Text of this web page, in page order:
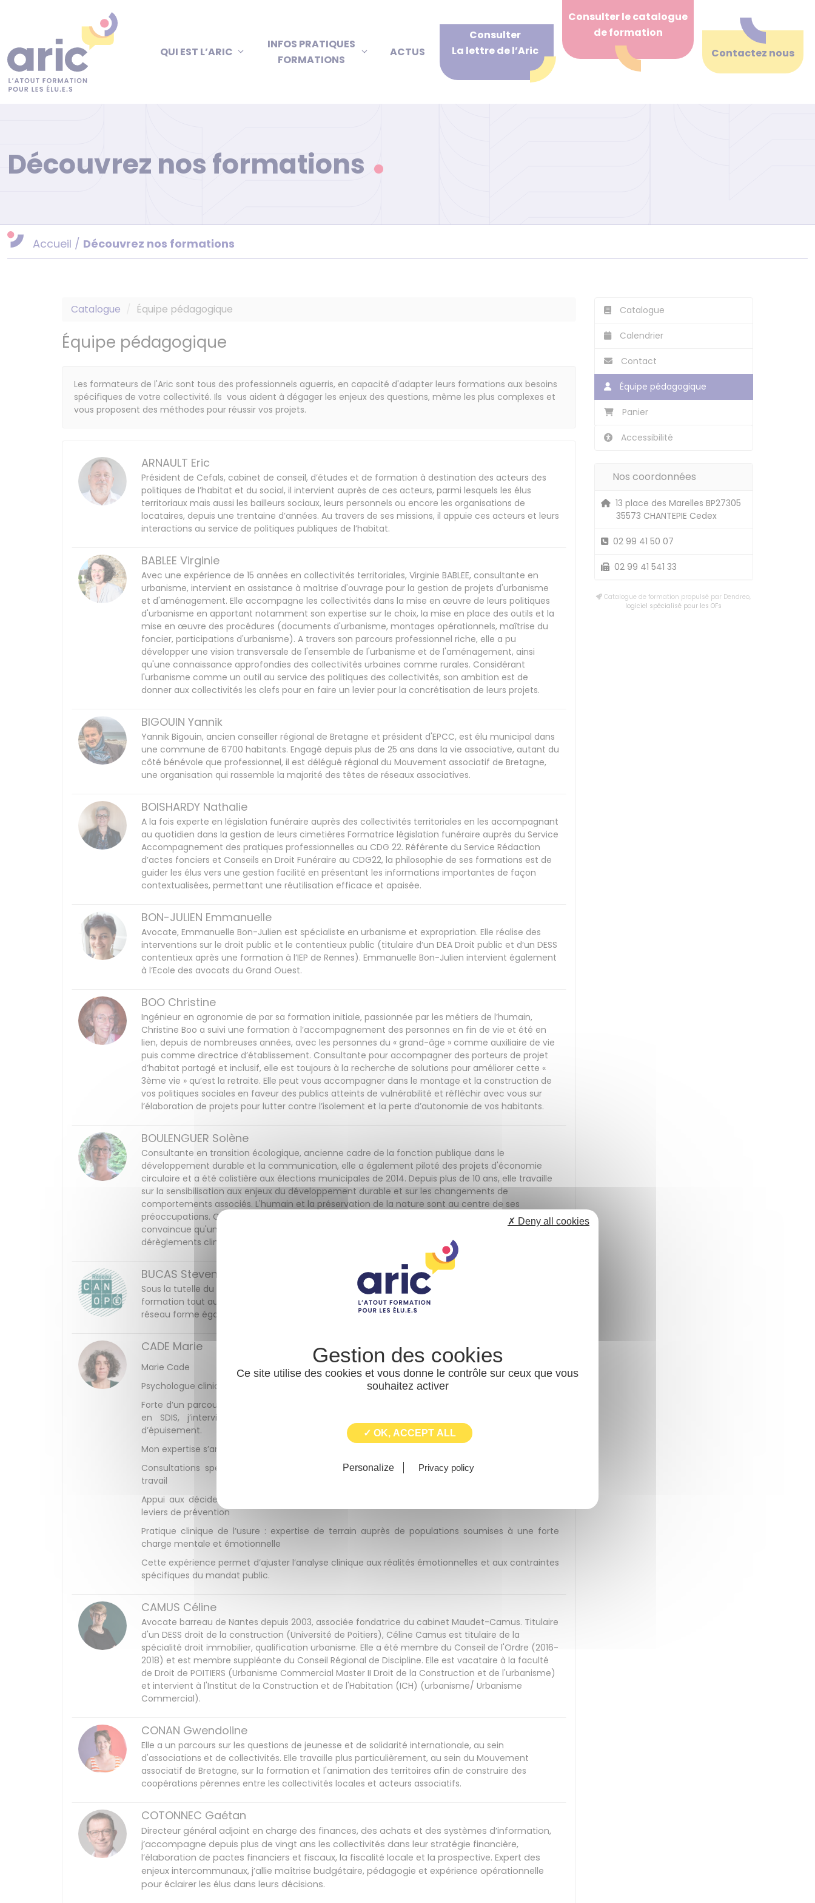
QUI EST L’ARIC
INFOS PRATIQUES
FORMATIONS
ACTUS
Consulter
La lettre de l’Aric
Consulter le catalogue
de formation
Contactez nous
Découvrez nos formations
Accueil / Découvrez nos formations
Catalogue Équipe pédagogique
Équipe pédagogique
Les formateurs de l'Aric sont tous des professionnels aguerris, en capacité d'adapter leurs formations aux besoins
spécifiques de votre collectivité. Ils vous aident à dégager les enjeux des questions, même les plus complexes et
vous proposent des méthodes pour réussir vos projets.
ARNAULT Eric
Président de Cefals, cabinet de conseil, d’études et de formation à destination des acteurs des
politiques de l’habitat et du social, il intervient auprès de ces acteurs, parmi lesquels les élus
territoriaux mais aussi les bailleurs sociaux, leurs personnels ou encore les organisations de
locataires, depuis une trentaine d’années. Au travers de ses missions, il appuie ces acteurs et leurs
interactions au service de politiques publiques de l’habitat.
BABLEE Virginie
Avec une expérience de 15 années en collectivités territoriales, Virginie BABLEE, consultante en
urbanisme, intervient en assistance à maîtrise d'ouvrage pour la gestion de projets d'urbanisme
et d'aménagement. Elle accompagne les collectivités dans la mise en œuvre de leurs politiques
d'urbanisme en apportant notamment son expertise sur le choix, la mise en place des outils et la
mise en œuvre des procédures (documents d'urbanisme, montages opérationnels, maîtrise du
foncier, participations d'urbanisme). A travers son parcours professionnel riche, elle a pu
développer une vision transversale de l'ensemble de l'urbanisme et de l'aménagement, ainsi
qu'une connaissance approfondies des collectivités urbaines comme rurales. Considérant
l'urbanisme comme un outil au service des politiques des collectivités, son ambition est de
donner aux collectivités les clefs pour en faire un levier pour la concrétisation de leurs projets.
BIGOUIN Yannik
Yannik Bigouin, ancien conseiller régional de Bretagne et président d'EPCC, est élu municipal dans
une commune de 6700 habitants. Engagé depuis plus de 25 ans dans la vie associative, autant du
côté bénévole que professionnel, il est délégué régional du Mouvement associatif de Bretagne,
une organisation qui rassemble la majorité des têtes de réseaux associatives.
BOISHARDY Nathalie
A la fois experte en législation funéraire auprès des collectivités territoriales en les accompagnant
au quotidien dans la gestion de leurs cimetières Formatrice législation funéraire auprès du Service
Accompagnement des pratiques professionnelles au CDG 22. Référente du Service Rédaction
d’actes fonciers et Conseils en Droit Funéraire au CDG22, la philosophie de ses formations est de
guider les élus vers une gestion facilité en présentant les informations importantes de façon
contextualisées, permettant une réutilisation efficace et apaisée.
BON-JULIEN Emmanuelle
Avocate, Emmanuelle Bon-Julien est spécialiste en urbanisme et expropriation. Elle réalise des
interventions sur le droit public et le contentieux public (titulaire d’un DEA Droit public et d’un DESS
contentieux après une formation à l’IEP de Rennes). Emmanuelle Bon-Julien intervient également
à l’Ecole des avocats du Grand Ouest.
BOO Christine
Ingénieur en agronomie de par sa formation initiale, passionnée par les métiers de l’humain,
Christine Boo a suivi une formation à l’accompagnement des personnes en fin de vie et été en
lien, depuis de nombreuses années, avec les personnes du « grand-âge » comme auxiliaire de vie
puis comme directrice d’établissement. Consultante pour accompagner des porteurs de projet
d’habitat partagé et inclusif, elle est toujours à la recherche de solutions pour améliorer cette «
3ème vie » qu’est la retraite. Elle peut vous accompagner dans le montage et la construction de
vos politiques sociales en faveur des publics atteints de vulnérabilité et réfléchir avec vous sur
l’élaboration de projets pour lutter contre l’isolement et la perte d’autonomie de vos habitants.
BOULENGUER Solène
Consultante en transition écologique, ancienne cadre de la fonction publique dans le
développement durable et la communication, elle a également piloté des projets d'économie
circulaire et a été colistière aux élections municipales de 2014. Depuis plus de 10 ans, elle travaille
sur la sensibilisation aux enjeux du développement durable et sur les changements de
comportements associés. L'humain et la préservation de la nature sont au centre de ses
préoccupations. Comme Nicolas Schmit, avec lequel elle co-anime des formations, elle est
convaincue qu'une transition écologique choisie à l'échelle locale est préférable à des
dérèglements climatiques subis. Sa citation favorite : "Agis dans ton lieu, pense avec le monde".
BUCAS Steven
Sous la tutelle du ministère de l'Éducation nationale, Réseau Canopé est l'opérateur de la
formation tout au long de la vie des enseignants et des acteurs de l'éducation. Plus largement, le
réseau forme également des agents et élus locaux sur les questions de l'intelligence artificielle
CADE Marie
Marie Cade
Psychologue clinicienne – Santé au travail et milieux critiques
Forte d’un parcours de 20 ans au sein de la Fonction Publique Territoriale et de 10 ans d’exercice
en SDIS, j’interviens sur la dimension psychique des organisations et les mécanismes
d’épuisement.
Mon expertise s’articule autour de 3 axes :
Consultations spécialisées : accompagnement individuel et collectif face à la souffrance au
travail
Appui aux décideurs : conseil technique sur les situations complexes de santé mentale et les
leviers de prévention
Pratique clinique de l’usure : expertise de terrain auprès de populations soumises à une forte
charge mentale et émotionnelle
Cette expérience permet d’ajuster l’analyse clinique aux réalités émotionnelles et aux contraintes
spécifiques du mandat public.
CAMUS Céline
Avocate barreau de Nantes depuis 2003, associée fondatrice du cabinet Maudet-Camus. Titulaire
d'un DESS droit de la construction (Université de Poitiers), Céline Camus est titulaire de la
spécialité droit immobilier, qualification urbanisme. Elle a été membre du Conseil de l'Ordre (2016-
2018) et est membre suppléante du Conseil Régional de Discipline. Elle est vacataire à la faculté
de Droit de POITIERS (Urbanisme Commercial Master II Droit de la Construction et de l'urbanisme)
et intervient à l'Institut de la Construction et de l'Habitation (ICH) (urbanisme/ Urbanisme
Commercial).
CONAN Gwendoline
Elle a un parcours sur les questions de jeunesse et de solidarité internationale, au sein
d'associations et de collectivités. Elle travaille plus particulièrement, au sein du Mouvement
associatif de Bretagne, sur la formation et l'animation des territoires afin de construire des
coopérations pérennes entre les collectivités locales et acteurs associatifs.
COTONNEC Gaétan
Directeur général adjoint en charge des finances, des achats et des systèmes d’information,
j’accompagne depuis plus de vingt ans les collectivités dans leur stratégie financière,
l’élaboration de pactes financiers et fiscaux, la fiscalité locale et la prospective. Expert des
enjeux intercommunaux, j’allie maîtrise budgétaire, pédagogie et expérience opérationnelle
pour éclairer les élus dans leurs décisions.
Catalogue
Calendrier
Contact
Équipe pédagogique
Panier
Accessibilité
Nos coordonnées
13 place des Marelles BP27305
35573 CHANTEPIE Cedex
02 99 41 50 07
02 99 41 541 33
Catalogue de formation propulsé par Dendreo,
logiciel spécialisé pour les OFs
Ce site utilise des cookies et vous donne le contrôle sur ceux que vous
souhaitez activer
✓ OK, ACCEPT ALL
✗ Deny all cookies
Personalize Privacy policy